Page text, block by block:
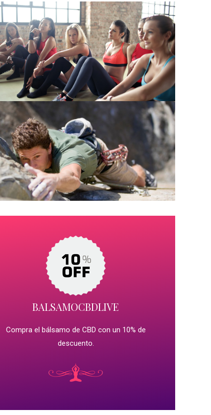
BALSAMOCBDLIVE
Compra el bálsamo de CBD con un 10% de
descuento.